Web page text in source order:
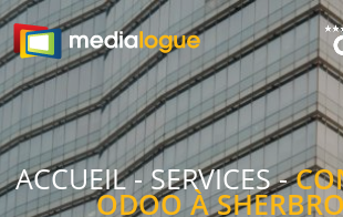
ACCUEIL-SERVICES-
ODOO À